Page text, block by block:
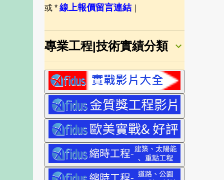
或 * 線上報價留言連結｜
專業工程|技術實績分類